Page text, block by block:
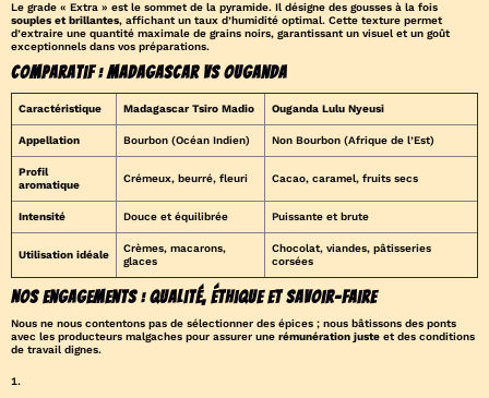
Le grade « Extra » est le sommet de la pyramide. Il désigne des gousses à la fois
souples et brillantes, affichant un taux d’humidité optimal. Cette texture permet
d’extraire une quantité maximale de grains noirs, garantissant un visuel et un goût
exceptionnels dans vos préparations.
Comparatif : Madagascar vs Ouganda
Caractéristique Madagascar Tsiro Madio Ouganda Lulu Nyeusi
Appellation Bourbon (Océan Indien) Non Bourbon (Afrique de l’Est)
Profil
aromatique
Crémeux, beurré, fleuri Cacao, caramel, fruits secs
Intensité Douce et équilibrée Puissante et brute
Utilisation idéale
Crèmes, macarons,
glaces
Chocolat, viandes, pâtisseries
corsées
Nos Engagements : Qualité, Éthique et Savoir-faire
Nous ne nous contentons pas de sélectionner des épices ; nous bâtissons des ponts
avec les producteurs malgaches pour assurer une rémunération juste et des conditions
de travail dignes.